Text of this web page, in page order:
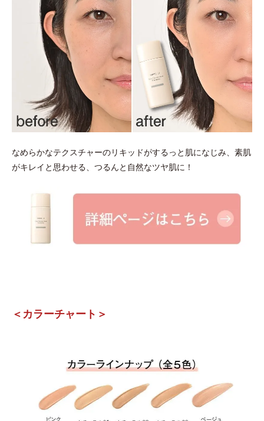
なめらかなテクスチャーのリキッドがするっと肌になじみ、素肌
がキレイと思わせる、つるんと自然なツヤ肌に！
＜カラーチャート＞